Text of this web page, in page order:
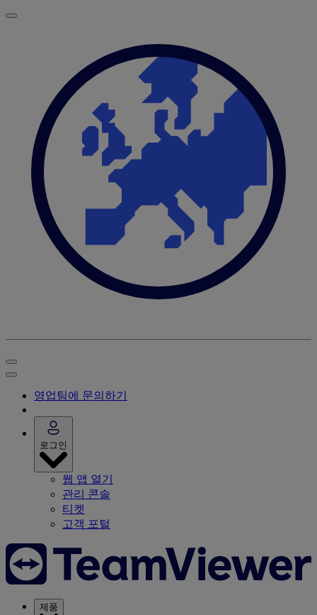
영업팀에 문의하기
로그인
웹 앱 열기
관리 콘솔
티켓
고객 포털
제품